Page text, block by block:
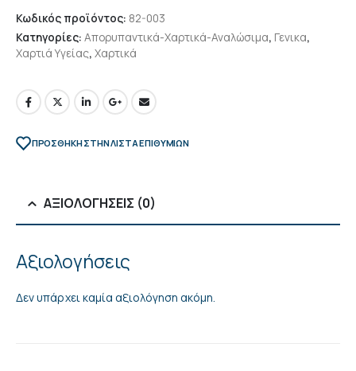
Κωδικός προϊόντος: 82-003
Κατηγορίες: Απορυπαντικά-Χαρτικά-Αναλώσιμα, Γενικα,
Χαρτιά Υγείας, Χαρτικά
ΠΡΌΣΘΉΚΗ ΣΤΗΝ ΛΊΣΤΑ ΕΠΙΘΥΜΙΏΝ
ΑΞΙΟΛΟΓΉΣΕΙΣ (0)
Αξιολογήσεις
Δεν υπάρχει καμία αξιολόγηση ακόμη.